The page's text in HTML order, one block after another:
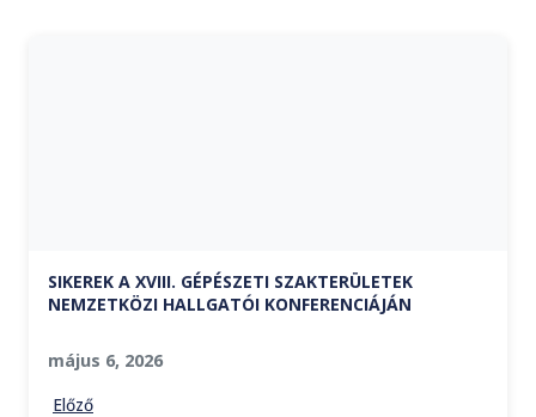
SIKEREK A XVIII. GÉPÉSZETI SZAKTERÜLETEK
NEMZETKÖZI HALLGATÓI KONFERENCIÁJÁN
május 6, 2026
Előző